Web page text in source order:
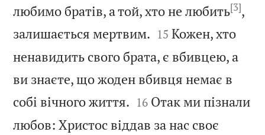
любимо братів, а той, хто не любить[3],
залишається мертвим. 

15 Кожен, хто
ненавидить свого брата, є вбивцею, а
ви знаєте, що жоден вбивця немає в
собі вічного життя. 

16 Отак ми пізнали
любов: Христос віддав за нас своє